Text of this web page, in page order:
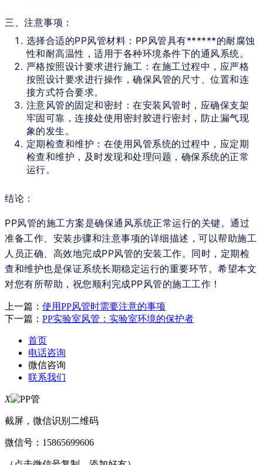
三、注意事项：
选择合适的PP风管材料：PP风管具有******的耐腐蚀
性和耐高温性，适用于各种环境条件下的通风系统。
严格按照设计要求进行施工：在施工过程中，应严格
按照设计要求进行操作，确保风管的尺寸、位置和连
接方式符合要求。
注意风管的固定和密封：在安装风管时，应确保支架
牢固可靠，连接处使用密封胶进行密封，防止漏气现
象的发生。
定期检查和维护：在使用风管系统的过程中，应定期
检查和维护，及时发现和处理问题，确保系统的正常
运行。
结论：
PP风管的施工方案是确保通风系统正常运行的关键。通过
准备工作、安装步骤和注意事项的详细描述，可以帮助施工
人员正确、高效地完成PP风管的安装工作。同时，定期检
查和维护也是保证系统长期稳定运行的重要环节。希望本文
对您有所帮助，祝您顺利完成PP风管的施工工作！
上一篇： 使用PP风管时需要注意的事项
下一篇： PP实验室风管：实验室环境的保护者
首页
电话咨询
微信咨询
联系我们
X
截屏，微信识别二维码
微信号： 15865699606